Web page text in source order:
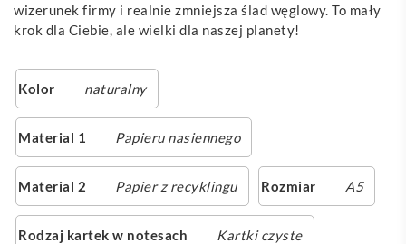
wizerunek firmy i realnie zmniejsza ślad węglowy. To mały
krok dla Ciebie, ale wielki dla naszej planety!
Kolor naturalny
Material 1 Papieru nasiennego
Material 2 Papier z recyklingu Rozmiar A5
Rodzaj kartek w notesach Kartki czyste